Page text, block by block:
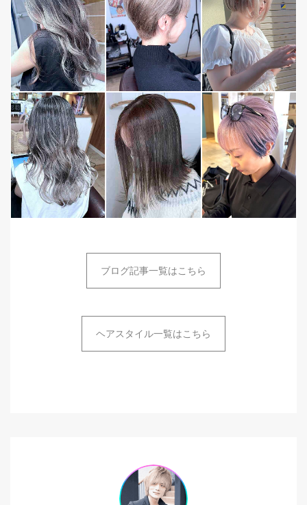
ブログ記事一覧はこちら
ヘアスタイル一覧はこちら